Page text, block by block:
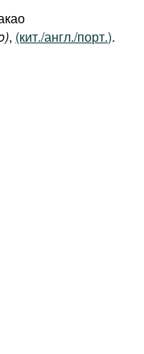
, (кит./англ./порт.).